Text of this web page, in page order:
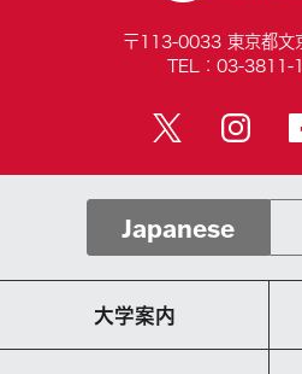
〒113-0033 東京都文
TEL：03-3811-
Japanese
大学案内